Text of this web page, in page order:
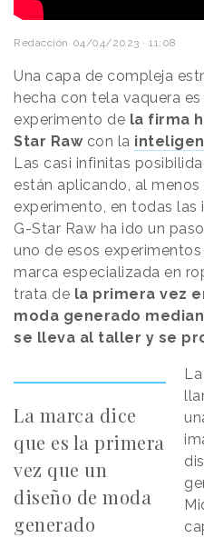
Redacción 04/04/2023 · 11:08
Una capa de compleja
hecha con tela vaquera
experimento de la firma
Star Rawcon la
Las casi infinitas
están aplicando, al
experimento, en todas las
G-Star Raw ha ido un
uno de esos
marca especializada en
trata de la primera vez
moda generado
se lleva al taller y se
La marca dice
que es la primera
vez que un
diseño de moda
generado